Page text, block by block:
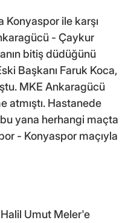
Konyaspor ile karşı
- Çaykur
bitiş düdüğünü
Başkanı Faruk Koca,
MKE Ankaragücü
atmıştı. Hastanede
yana herhangi maçta
- Konyaspor maçıyla
Umut Meler'e